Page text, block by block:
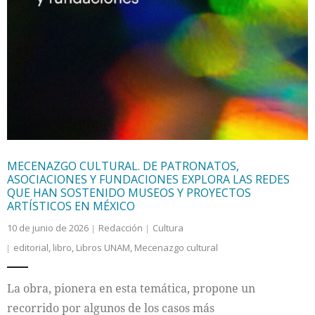
MECENAZGO CULTURAL. DE PATRONATOS,
ASOCIACIONES Y FUNDACIONES EXPLORA LAS REDES
QUE HAN SOSTENIDO MUSEOS Y PROYECTOS
ARTÍSTICOS EN MÉXICO
10 de junio de 2026 Redacción
Cultura
editorial, libro, Libros UNAM, Mecenazgo cultural
La obra, pionera en esta temática, propone un
recorrido por algunos de los casos más